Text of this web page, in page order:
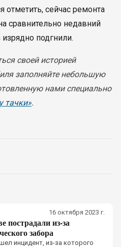
отметить, сейчас ремонта
сравнительно недавний
подгнили.
своей историей
заполняйте небольшую
нами специально
тачки».
16 октября 2023 г.
пострадали из-за
забора
инцидент, из-за которого